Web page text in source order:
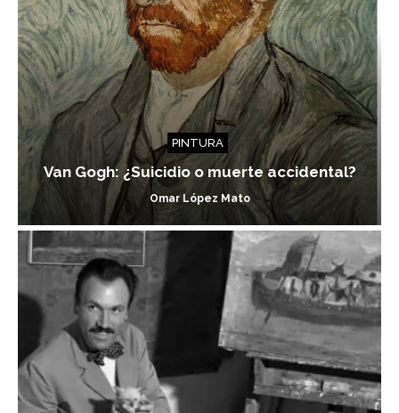
PINTURA
Van Gogh: ¿Suicidio o muerte accidental?
Omar López Mato